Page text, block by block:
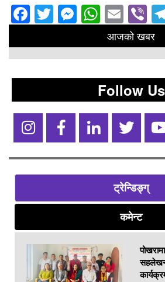
Facebook
Twitter
आजको खबर
Follow Us
ट्रेन्डिङ्ग्
कमेन्ट